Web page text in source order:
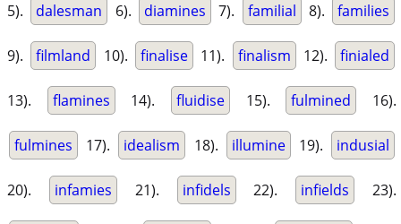
5). dalesman 6). diamines 7). familial 8). families
9). filmland 10). finalise 11). finalism 12). finialed
13). flamines 14). fluidise 15). fulmined 16).
fulmines 17). idealism 18). illumine 19). indusial
20). infamies 21). infidels 22). infields 23).